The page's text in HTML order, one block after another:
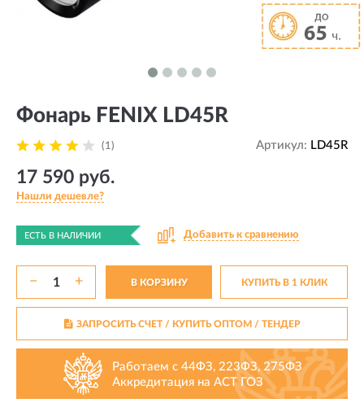
Фонарь FENIX LD45R
(1) Артикул: LD45R
17 590 руб.
Нашли дешевле?
ЕСТЬ В НАЛИЧИИ Добавить к сравнению
− + В КОРЗИНУ КУПИТЬ В 1 КЛИК
ЗАПРОСИТЬ СЧЕТ / КУПИТЬ ОПТОМ/ ТЕНДЕР
Работаем с 44ФЗ, 223ФЗ, 275ФЗ
Аккредитация на АСТ ГОЗ